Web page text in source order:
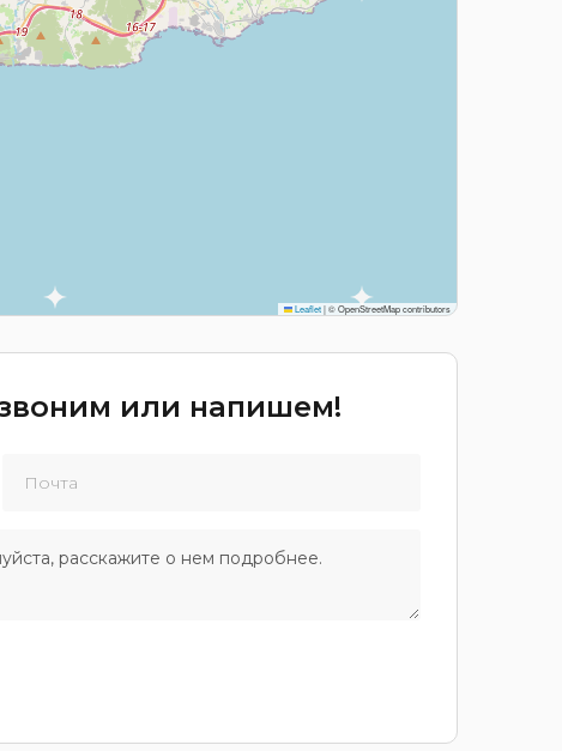
Leaflet|© OpenStreetMap contributors
или напишем!